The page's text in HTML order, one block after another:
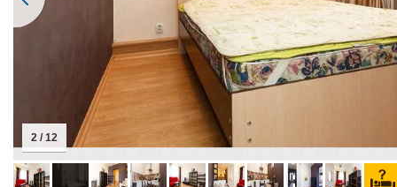
2 / 12